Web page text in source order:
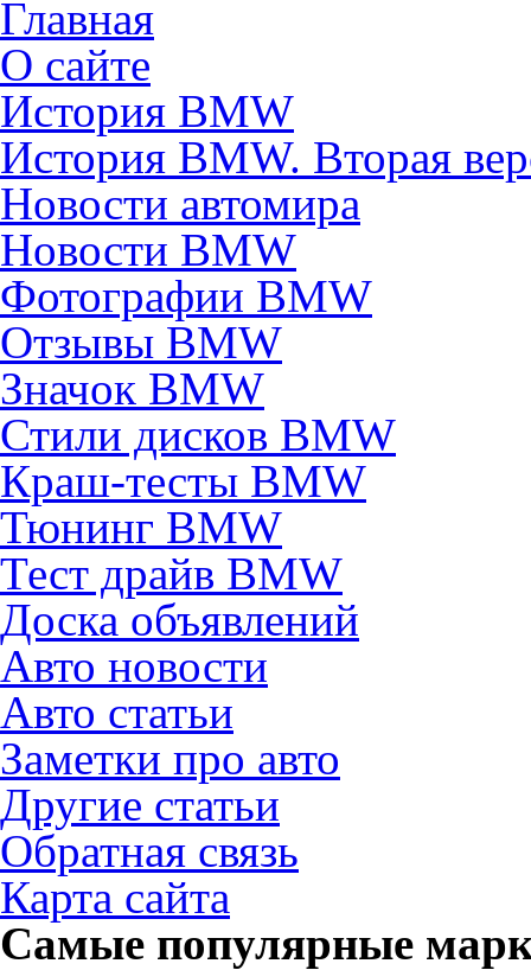
Главная
О сайте
История BMW
История BMW. Вторая
Новости автомира
Новости BMW
Фотографии BMW
Отзывы BMW
Значок BMW
Стили дисков BMW
Краш-тесты BMW
Тюнинг BMW
Тест драйв BMW
Доска объявлений
Авто новости
Авто статьи
Заметки про авто
Другие статьи
Обратная связь
Карта сайта
Самые популярные